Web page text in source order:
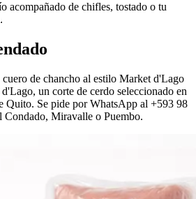
acompañado de chifles, tostado o tu
cuero de chancho al estilo Market d'Lago
un corte de cerdo seleccionado en
Quito. Se pide por WhatsApp al +593 98
Condado, Miravalle o Puembo.